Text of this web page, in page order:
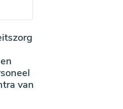
van